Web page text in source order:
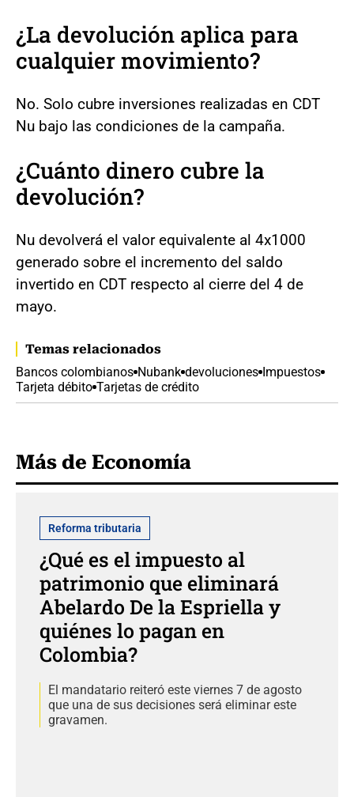
¿La devolución aplica para
cualquier movimiento?
No. Solo cubre inversiones realizadas en CDT
Nu bajo las condiciones de la campaña.
¿Cuánto dinero cubre la
devolución?
Nu devolverá el valor equivalente al 4x1000
generado sobre el incremento del saldo
invertido en CDT respecto al cierre del 4 de
mayo.
Temas relacionados
Bancos colombianos Nubank devoluciones Impuestos
Tarjeta débito Tarjetas de crédito
Más de Economía
Reforma tributaria
¿Qué es el impuesto al
patrimonio que eliminará
Abelardo De la Espriella y
quiénes lo pagan en
Colombia?
El mandatario reiteró este viernes 7 de agosto
que una de sus decisiones será eliminar este
gravamen.